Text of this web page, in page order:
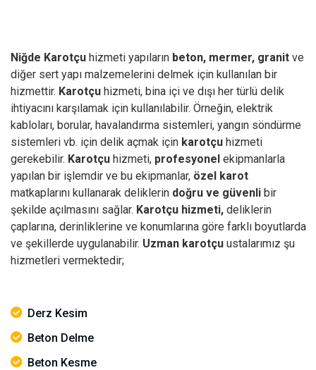
Niğde Karotçu hizmeti yapıların beton, mermer, granit ve
diğer sert yapı malzemelerini delmek için kullanılan bir
hizmettir. Karotçu hizmeti, bina içi ve dışı her türlü delik
ihtiyacını karşılamak için kullanılabilir. Örneğin, elektrik
kabloları, borular, havalandırma sistemleri, yangın söndürme
sistemleri vb. için delik açmak için karotçu hizmeti
gerekebilir. Karotçu hizmeti, profesyonel ekipmanlarla
yapılan bir işlemdir ve bu ekipmanlar, özel karot
matkaplarını kullanarak deliklerin doğru ve güvenli bir
şekilde açılmasını sağlar. Karotçu hizmeti, deliklerin
çaplarına, derinliklerine ve konumlarına göre farklı boyutlarda
ve şekillerde uygulanabilir. Uzman karotçu ustalarımız şu
hizmetleri vermektedir;
Derz Kesim
Beton Delme
Beton Kesme